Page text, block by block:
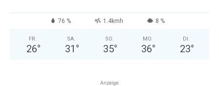
76 % 1.4kmh 8 %
FR.
26°
SA.
31 °
SO.
35°
MO.
36°
DI.
23°
Anzeige